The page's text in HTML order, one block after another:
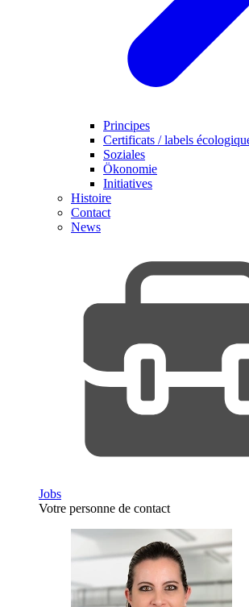
Principes
Certificats / labels
Soziales
Ökonomie
Initiatives
Histoire
Contact
News
Jobs
Votre personne de contact